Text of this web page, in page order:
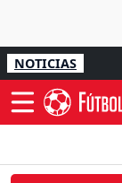
NOTICIAS